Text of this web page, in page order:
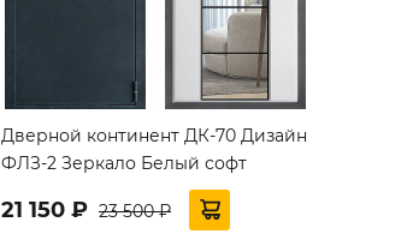
Дверной континент ДК-70 Дизайн
ФЛЗ-2 Зеркало Белый софт
21 150 ₽ 23 500 ₽